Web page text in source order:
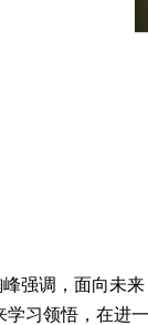
峰强调，面向未
学习领悟，在进